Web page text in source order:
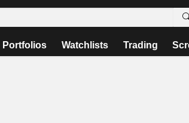
Portfolios Watchlists Trading